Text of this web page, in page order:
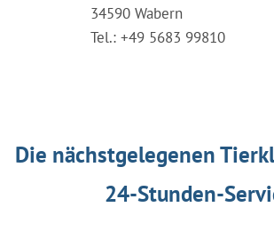
34590 Wabern
Tel.: +49 5683 99810
Die nächstgelegenen
24-Stunden-